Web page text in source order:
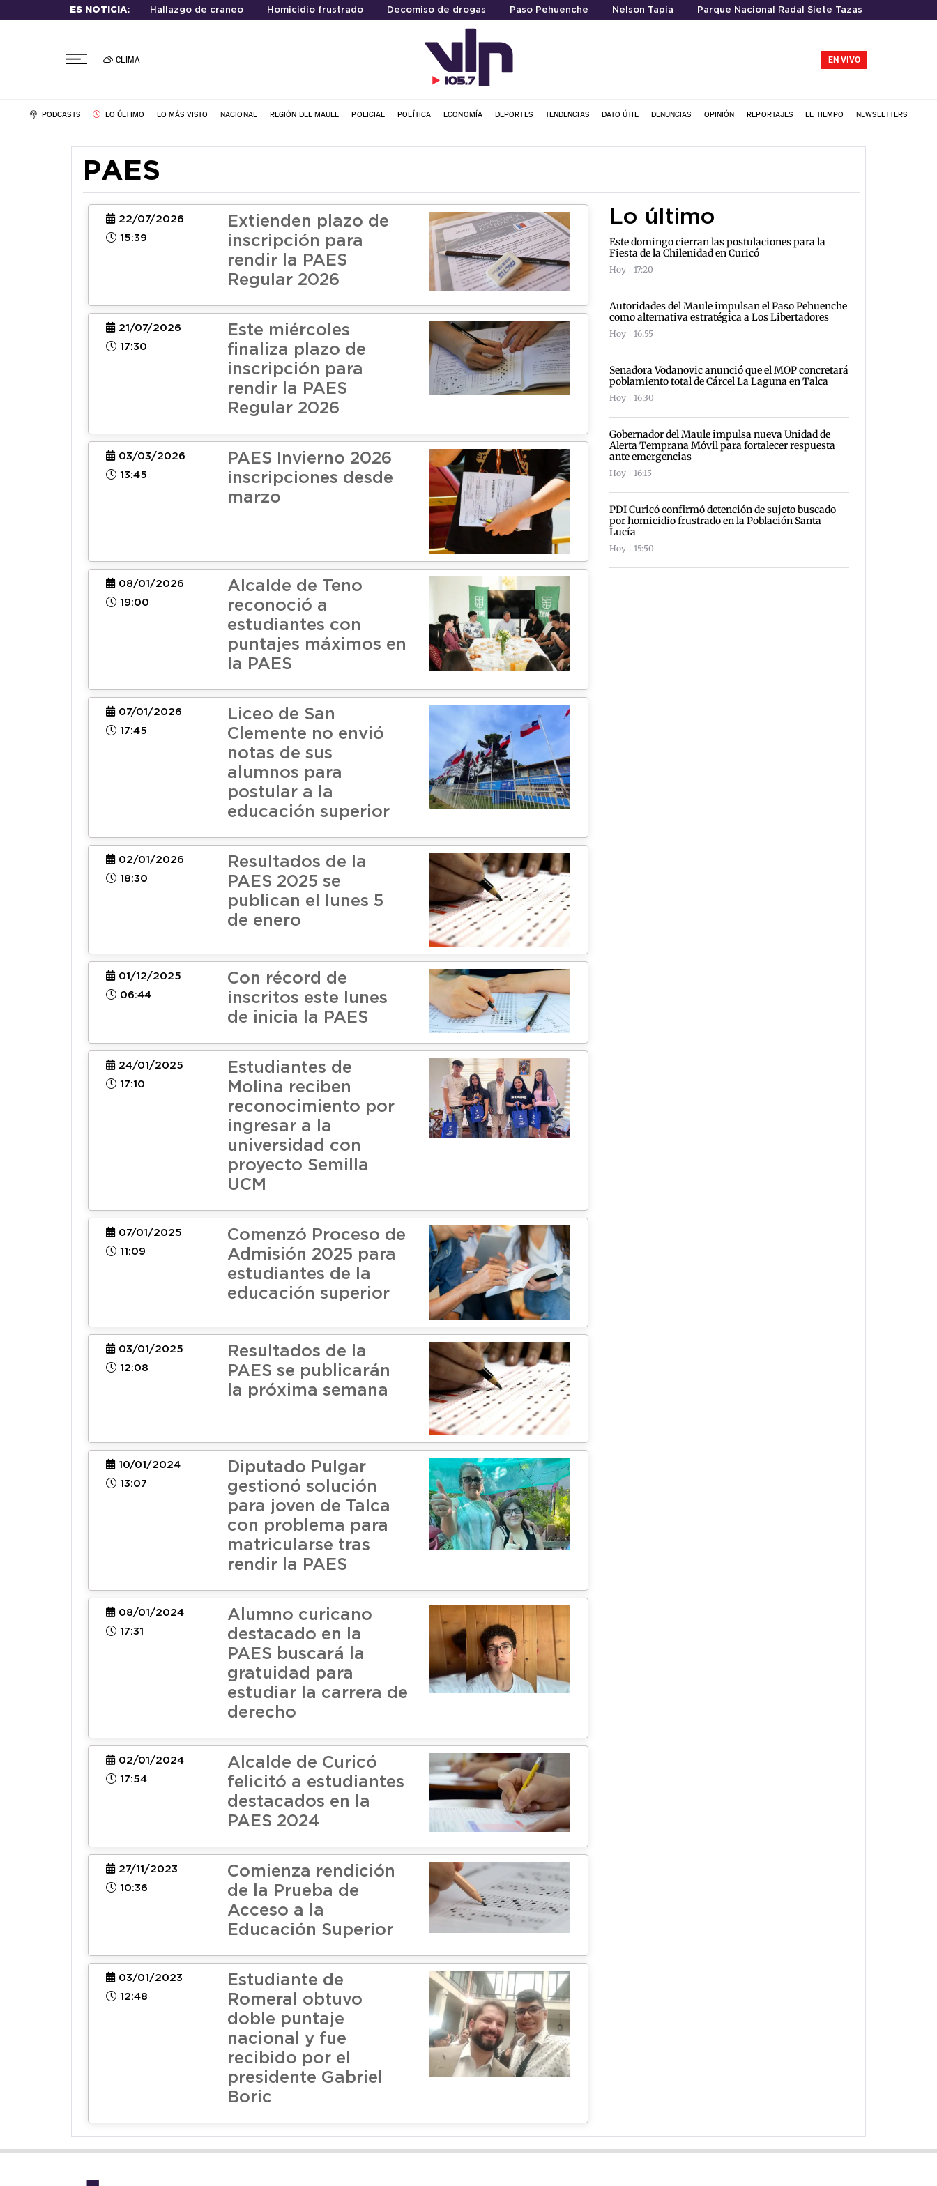
ES NOTICIA: Hallazgo de craneo Homicidio frustrado Decomiso de drogas Paso Pehuenche Nelson Tapia Parque Nacional Radal Siete Tazas
CLIMA EN VIVO
PODCASTS LO ÚLTIMO LO MÁS VISTO NACIONAL REGIÓN DEL MAULE POLICIAL POLÍTICA ECONOMÍA DEPORTES TENDENCIAS DATO ÚTIL DENUNCIAS OPINIÓN REPORTAJES EL TIEMPO NEWSLETTERS
PAES
22/07/2026
15:39
Extienden plazo de
inscripción para
rendir la PAES
Regular 2026
21/07/2026
17:30
Este miércoles
finaliza plazo de
inscripción para
rendir la PAES
Regular 2026
03/03/2026
13:45
PAES Invierno 2026
inscripciones desde
marzo
08/01/2026
19:00
Alcalde de Teno
reconoció a
estudiantes con
puntajes máximos en
la PAES
07/01/2026
17:45
Liceo de San
Clemente no envió
notas de sus
alumnos para
postular a la
educación superior
02/01/2026
18:30
Resultados de la
PAES 2025 se
publican el lunes 5
de enero
01/12/2025
06:44
Con récord de
inscritos este lunes
de inicia la PAES
24/01/2025
17:10
Estudiantes de
Molina reciben
reconocimiento por
ingresar a la
universidad con
proyecto Semilla
UCM
07/01/2025
11:09
Comenzó Proceso de
Admisión 2025 para
estudiantes de la
educación superior
03/01/2025
12:08
Resultados de la
PAES se publicarán
la próxima semana
10/01/2024
13:07
Diputado Pulgar
gestionó solución
para joven de Talca
con problema para
matricularse tras
rendir la PAES
08/01/2024
17:31
Alumno curicano
destacado en la
PAES buscará la
gratuidad para
estudiar la carrera de
derecho
02/01/2024
17:54
Alcalde de Curicó
felicitó a estudiantes
destacados en la
PAES 2024
27/11/2023
10:36
Comienza rendición
de la Prueba de
Acceso a la
Educación Superior
03/01/2023
12:48
Estudiante de
Romeral obtuvo
doble puntaje
nacional y fue
recibido por el
presidente Gabriel
Boric
Lo último
Este domingo cierran las postulaciones para la
Fiesta de la Chilenidad en Curicó
Hoy | 17:20
Autoridades del Maule impulsan el Paso Pehuenche
como alternativa estratégica a Los Libertadores
Hoy | 16:55
Senadora Vodanovic anunció que el MOP concretará
poblamiento total de Cárcel La Laguna en Talca
Hoy | 16:30
Gobernador del Maule impulsa nueva Unidad de
Alerta Temprana Móvil para fortalecer respuesta
ante emergencias
Hoy | 16:15
PDI Curicó confirmó detención de sujeto buscado
por homicidio frustrado en la Población Santa
Lucía
Hoy | 15:50